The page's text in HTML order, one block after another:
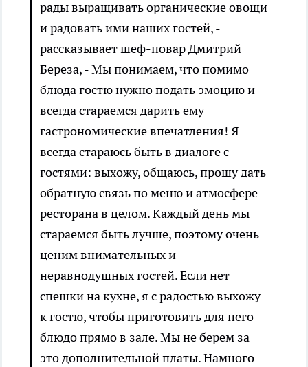
рады выращивать органические овощи
и радовать ими наших гостей, -
рассказывает шеф-повар Дмитрий
Береза, - Мы понимаем, что помимо
блюда гостю нужно подать эмоцию и
всегда стараемся дарить ему
гастрономические впечатления! Я
всегда стараюсь быть в диалоге с
гостями: выхожу, общаюсь, прошу дать
обратную связь по меню и атмосфере
ресторана в целом. Каждый день мы
стараемся быть лучше, поэтому очень
ценим внимательных и
неравнодушных гостей. Если нет
спешки на кухне, я с радостью выхожу
к гостю, чтобы приготовить для него
блюдо прямо в зале. Мы не берем за
это дополнительной платы. Намного